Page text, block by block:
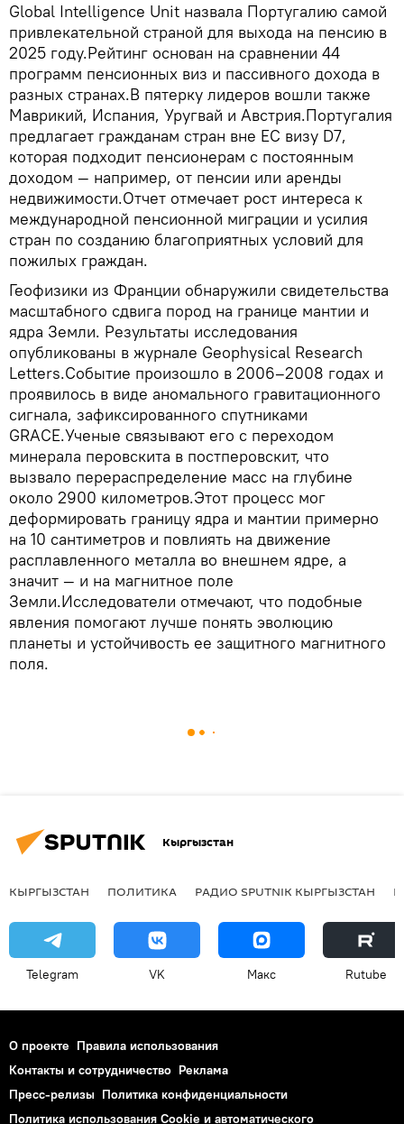
Global Intelligence Unit назвала Португалию самой
привлекательной страной для выхода на пенсию в
2025 году.Рейтинг основан на сравнении 44
программ пенсионных виз и пассивного дохода в
разных странах.В пятерку лидеров вошли также
Маврикий, Испания, Уругвай и Австрия.Португалия
предлагает гражданам стран вне ЕС визу D7,
которая подходит пенсионерам с постоянным
доходом — например, от пенсии или аренды
недвижимости.Отчет отмечает рост интереса к
международной пенсионной миграции и усилия
стран по созданию благоприятных условий для
пожилых граждан.
Геофизики из Франции обнаружили свидетельства
масштабного сдвига пород на границе мантии и
ядра Земли. Результаты исследования
опубликованы в журнале Geophysical Research
Letters.Событие произошло в 2006–2008 годах и
проявилось в виде аномального гравитационного
сигнала, зафиксированного спутниками
GRACE.Ученые связывают его с переходом
минерала перовскита в постперовскит, что
вызвало перераспределение масс на глубине
около 2900 километров.Этот процесс мог
деформировать границу ядра и мантии примерно
на 10 сантиметров и повлиять на движение
расплавленного металла во внешнем ядре, а
значит — и на магнитное поле
Земли.Исследователи отмечают, что подобные
явления помогают лучше понять эволюцию
планеты и устойчивость ее защитного магнитного
поля.
Кыргызстан
КЫРГЫЗСТАН ПОЛИТИКА РАДИО SPUTNIK КЫРГЫЗСТАН
Telegram VK Макс Rutube
О проекте Правила использования
Контакты и сотрудничество Реклама
Пресс-релизы Политика конфиденциальности
Политика использования Cookie и автоматического